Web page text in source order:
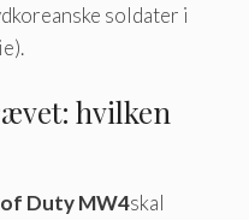
soldater i
hvilken
of Duty MW4skal